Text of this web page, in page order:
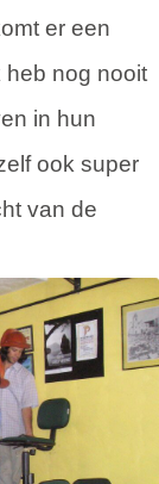
er een
heb nog nooit
in hun
ook super
van de